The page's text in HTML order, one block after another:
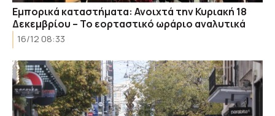
Εμπορικά καταστήματα: Ανοιχτά την Κυριακή 18
Δεκεμβρίου – Το εορταστικό ωράριο αναλυτικά
16/12 08:33